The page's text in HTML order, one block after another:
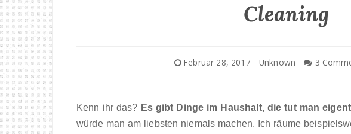
Cleaning
Februar 28, 2017 Unknown 3
Kenn ihr das? Es gibt Dinge im Haushalt, die tut man
würde man am liebsten niemals machen. Ich räume